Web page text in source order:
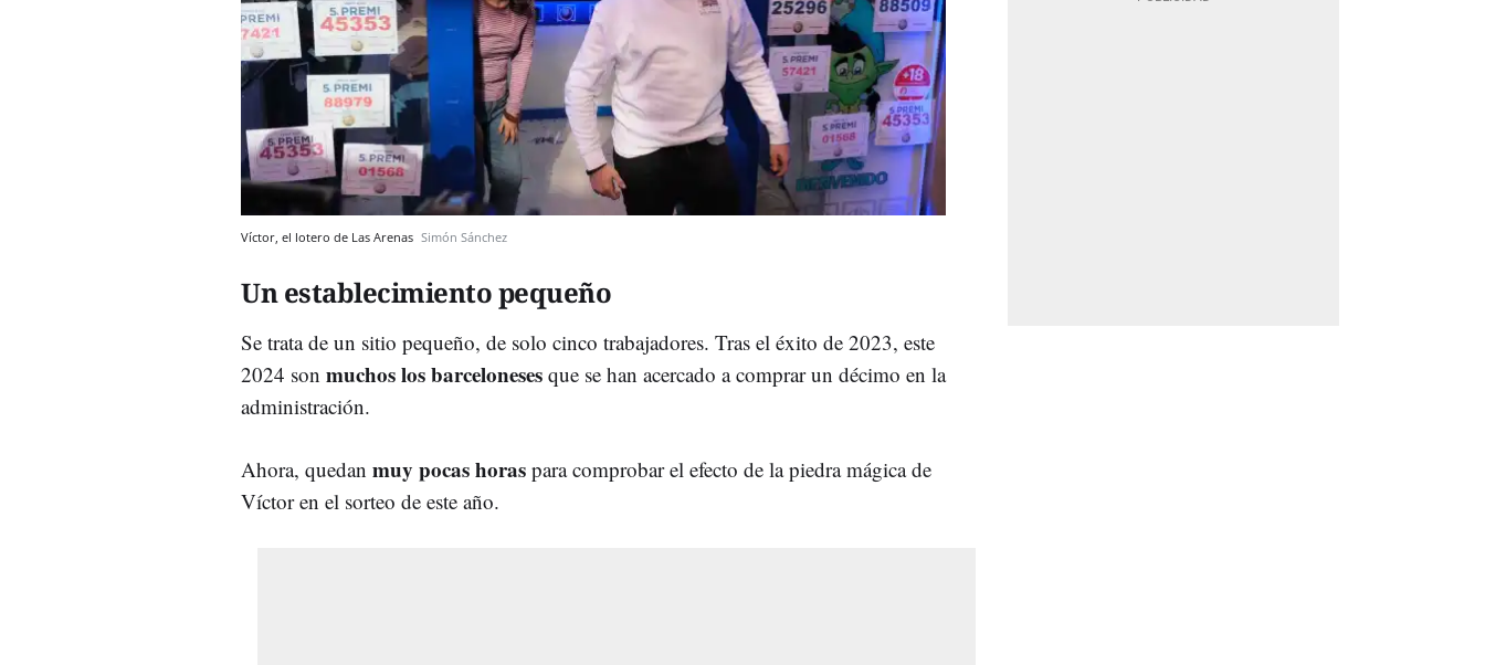
Víctor, el lotero de Las Arenas Simón Sánchez
Un establecimiento pequeño
Se trata de un sitio pequeño, de solo cinco trabajadores. Tras el éxito de 2023, este
2024 son muchos los barceloneses que se han acercado a comprar un décimo en la
administración.
Ahora, quedan muy pocas horas para comprobar el efecto de la piedra mágica de
Víctor en el sorteo de este año.